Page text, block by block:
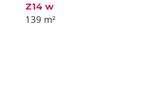
Z14 w
139 m²